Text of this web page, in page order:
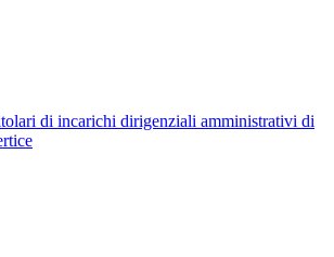
di incarichi dirigenziali amministrativi di